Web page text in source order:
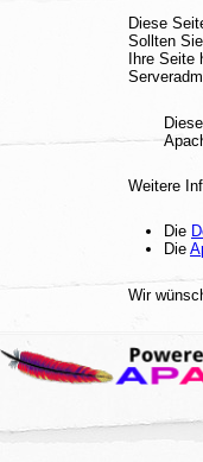
Diese
Sollten
Ihre
Weitere
Die
Die
Wir